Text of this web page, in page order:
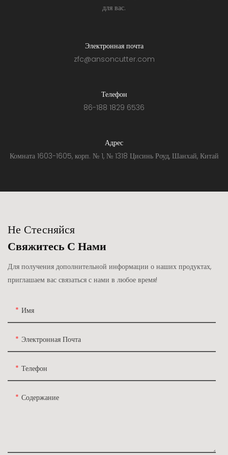
для вас.
Электронная почта
zfc@ansoncutter.com
Телефон
86-188 1829 6536
Адрес
Комната 1603-1605, корп. № 1, № 1318 Цисинь Роуд, Шанхай, Китай
Не Стесняйся
Свяжитесь С Нами
Для получения дополнительной информации о наших продуктах,
приглашаем вас связаться с нами в любое время!
Имя
Электронная Почта
Телефон
Содержание